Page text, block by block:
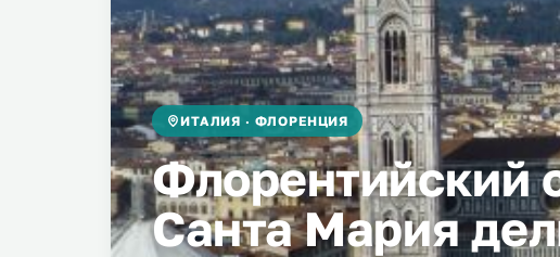
ИТАЛИЯ · ФЛОРЕНЦИЯ
Флорентийский
Санта Мария